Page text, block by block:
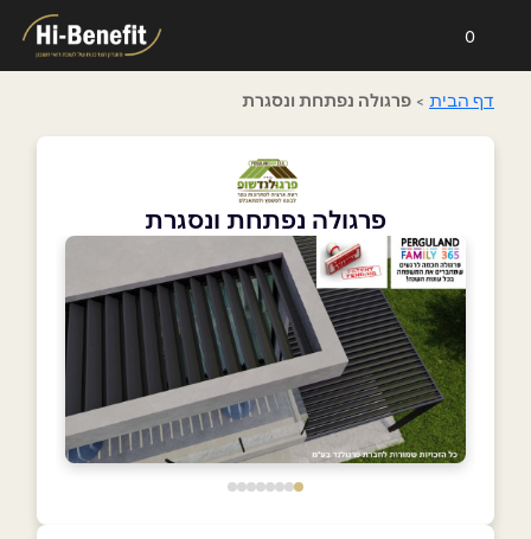
0
דף הבית > פרגולה נפתחת ונסגרת
פרגולה נפתחת ונסגרת